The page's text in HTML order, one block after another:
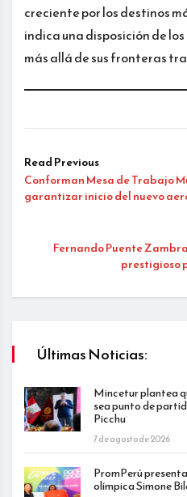
creciente por los destinos
indica una disposición de
más allá de sus fronteras
Read Previous
Conforman Mesa de Trabajo
garantizar inicio del nuevo
Fernando Puente
prestigioso
Últimas Noticias:
Mincetur plantea
sea punto de
Picchu
7 de agosto de 2026
PromPerú
olímpica Simone